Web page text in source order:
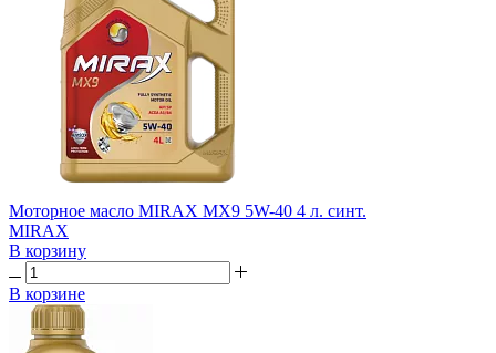
Моторное масло MIRAX MX9 5W-40 4 л. синт.
MIRAX
В корзину
В корзине